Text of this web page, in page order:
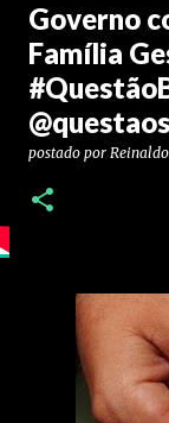
Governo
Família
postado por